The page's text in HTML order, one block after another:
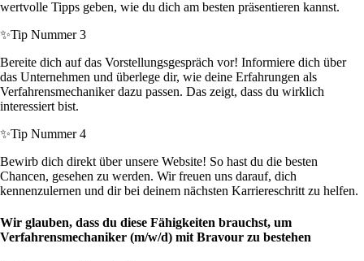
wertvolle Tipps geben, wie du dich am besten präsentieren kannst.
✨Tip Nummer 3
Bereite dich auf das Vorstellungsgespräch vor! Informiere dich über
das Unternehmen und überlege dir, wie deine Erfahrungen als
Verfahrensmechaniker dazu passen. Das zeigt, dass du wirklich
interessiert bist.
✨Tip Nummer 4
Bewirb dich direkt über unsere Website! So hast du die besten
Chancen, gesehen zu werden. Wir freuen uns darauf, dich
kennenzulernen und dir bei deinem nächsten Karriereschritt zu helfen.
Wir glauben, dass du diese Fähigkeiten brauchst, um
Verfahrensmechaniker (m/w/d) mit Bravour zu bestehen